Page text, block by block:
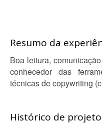
Resumo da
Boa leitura,
conhecedor das
técnicas de copywriting
Histórico de